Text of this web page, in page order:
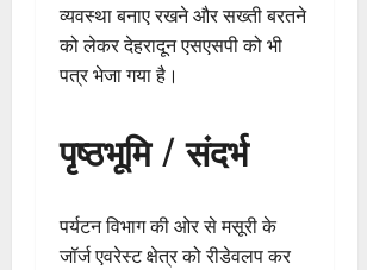
व्यवस्था बनाए रखने और सख्ती बरतने
को लेकर देहरादून एसएसपी को भी
पत्र भेजा गया है।
पृष्ठभूमि / संदर्भ
पर्यटन विभाग की ओर से मसूरी के
जॉर्ज एवरेस्ट क्षेत्र को रीडेवलप कर